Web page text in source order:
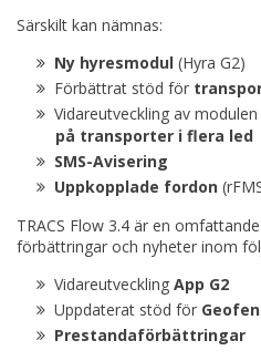
Särskilt kan nämnas:
Ny hyresmodul (Hyra G2)
Förbättrat stöd för
Vidareutveckling av
på transporter i flera led
SMS-Avisering
Uppkopplade fordon
TRACS Flow 3.4 är en
förbättringar och nyheter inom
Vidareutveckling App G2
Uppdaterat stöd för
Prestandaförbättringar